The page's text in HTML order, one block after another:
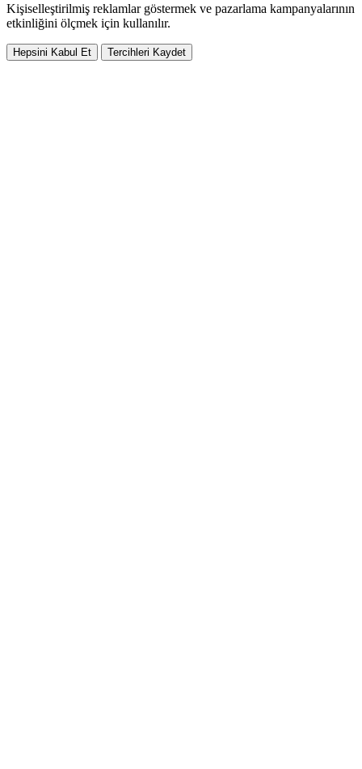
Kişiselleştirilmiş reklamlar göstermek ve pazarlama kampanyalarının
etkinliğini ölçmek için kullanılır.
Hepsini Kabul Et Tercihleri Kaydet